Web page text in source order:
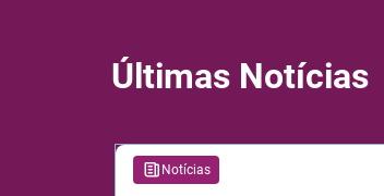
Últimas Notícias
Notícias